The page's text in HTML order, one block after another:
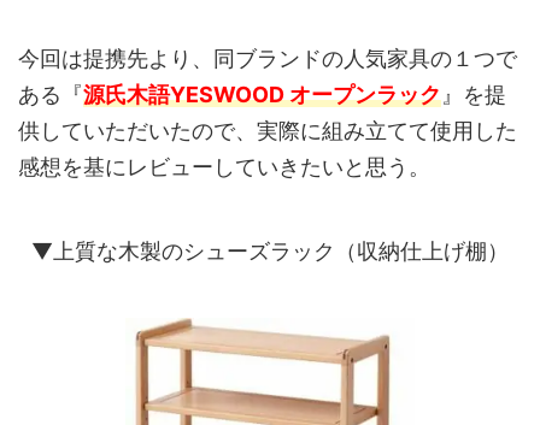
今回は提携先より、同ブランドの人気家具の１つで
ある『源氏木語YESWOOD オープンラック』を提
供していただいたので、実際に組み立てて使用した
感想を基にレビューしていきたいと思う。
▼上質な木製のシューズラック（収納仕上げ棚）